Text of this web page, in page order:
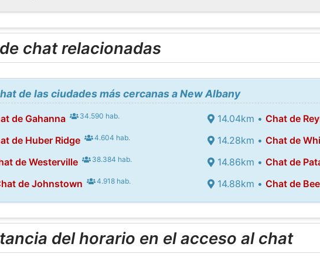
chat relacionadas
de las ciudades más cercanas a New Albany
de Gahanna 34.590 hab.
de Huber Ridge 4.604 hab.
de Westerville 38.384 hab.
de Johnstown 4.918 hab.
14.04km •Chat de
14.28km •Chat de
14.86km •Chat de
14.88km •Chat de
del horario en el acceso al chat